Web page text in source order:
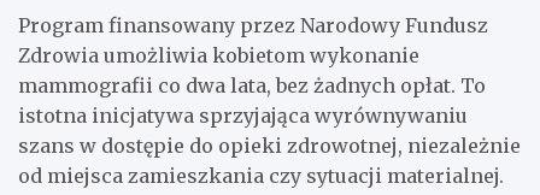
Program finansowany przez Narodowy Fundusz
Zdrowia umożliwia kobietom wykonanie
mammografii co dwa lata, bez żadnych opłat. To
istotna inicjatywa sprzyjająca wyrównywaniu
szans w dostępie do opieki zdrowotnej, niezależnie
od miejsca zamieszkania czy sytuacji materialnej.